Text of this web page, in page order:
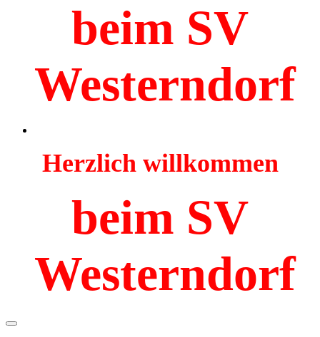
beim SV
Westerndorf
Herzlich willkommen
beim SV
Westerndorf